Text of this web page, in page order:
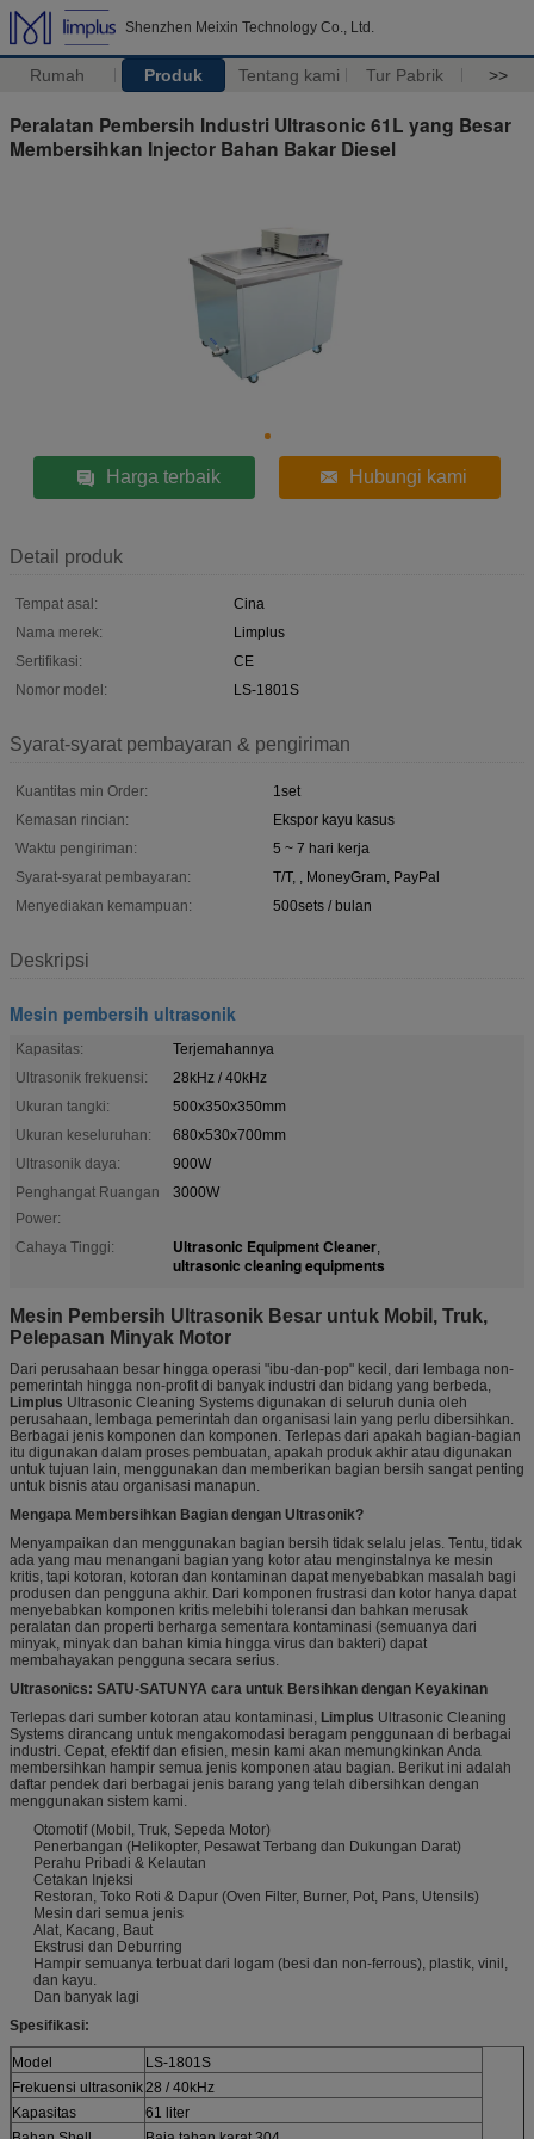
Shenzhen Meixin Technology Co., Ltd.
Rumah Produk Tentang kami Tur Pabrik >>
Peralatan Pembersih Industri Ultrasonic 61L yang Besar
Membersihkan Injector Bahan Bakar Diesel
Harga terbaik Hubungi kami
Detail produk
Tempat asal:
Cina
Nama merek:
Limplus
Sertifikasi:
CE
Nomor model:
LS-1801S
Syarat-syarat pembayaran & pengiriman
Kuantitas min Order:
1set
Kemasan rincian:
Ekspor kayu kasus
Waktu pengiriman:
5 ~ 7 hari kerja
Syarat-syarat pembayaran:
T/T, , MoneyGram, PayPal
Menyediakan kemampuan:
500sets / bulan
Deskripsi
Mesin pembersih ultrasonik
Kapasitas:
Terjemahannya
Ultrasonik frekuensi:
28kHz / 40kHz
Ukuran tangki:
500x350x350mm
Ukuran keseluruhan:
680x530x700mm
Ultrasonik daya:
900W
Penghangat Ruangan
Power:
3000W
Cahaya Tinggi: Ultrasonic Equipment Cleaner,
ultrasonic cleaning equipments
Mesin Pembersih Ultrasonik Besar untuk Mobil, Truk,
Pelepasan Minyak Motor
Dari perusahaan besar hingga operasi "ibu-dan-pop" kecil, dari lembaga non-
pemerintah hingga non-profit di banyak industri dan bidang yang berbeda,
Limplus Ultrasonic Cleaning Systems digunakan di seluruh dunia oleh
perusahaan, lembaga pemerintah dan organisasi lain yang perlu dibersihkan.
Berbagai jenis komponen dan komponen. Terlepas dari apakah bagian-bagian
itu digunakan dalam proses pembuatan, apakah produk akhir atau digunakan
untuk tujuan lain, menggunakan dan memberikan bagian bersih sangat penting
untuk bisnis atau organisasi manapun.
Mengapa Membersihkan Bagian dengan Ultrasonik?
Menyampaikan dan menggunakan bagian bersih tidak selalu jelas. Tentu, tidak
ada yang mau menangani bagian yang kotor atau menginstalnya ke mesin
kritis, tapi kotoran, kotoran dan kontaminan dapat menyebabkan masalah bagi
produsen dan pengguna akhir. Dari komponen frustrasi dan kotor hanya dapat
menyebabkan komponen kritis melebihi toleransi dan bahkan merusak
peralatan dan properti berharga sementara kontaminasi (semuanya dari
minyak, minyak dan bahan kimia hingga virus dan bakteri) dapat
membahayakan pengguna secara serius.
Ultrasonics: SATU-SATUNYA cara untuk Bersihkan dengan Keyakinan
Terlepas dari sumber kotoran atau kontaminasi, Limplus Ultrasonic Cleaning
Systems dirancang untuk mengakomodasi beragam penggunaan di berbagai
industri. Cepat, efektif dan efisien, mesin kami akan memungkinkan Anda
membersihkan hampir semua jenis komponen atau bagian. Berikut ini adalah
daftar pendek dari berbagai jenis barang yang telah dibersihkan dengan
menggunakan sistem kami.
Otomotif (Mobil, Truk, Sepeda Motor)
Penerbangan (Helikopter, Pesawat Terbang dan Dukungan Darat)
Perahu Pribadi & Kelautan
Cetakan Injeksi
Restoran, Toko Roti & Dapur (Oven Filter, Burner, Pot, Pans, Utensils)
Mesin dari semua jenis
Alat, Kacang, Baut
Ekstrusi dan Deburring
Hampir semuanya terbuat dari logam (besi dan non-ferrous), plastik, vinil,
dan kayu.
Dan banyak lagi
Spesifikasi:
Model
LS-1801S
Frekuensi ultrasonik28 / 40kHz
Kapasitas
61 liter